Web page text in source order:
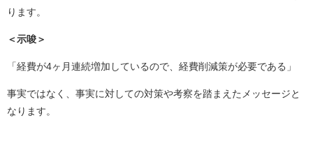
ります。
＜示唆＞
「経費が4ヶ月連続増加しているので、経費削減策が必要である」
事実ではなく、事実に対しての対策や考察を踏まえたメッセージと
なります。